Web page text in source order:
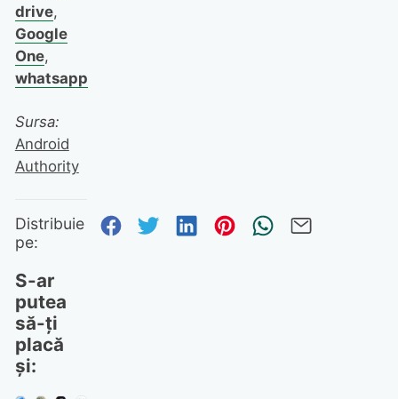
drive,
Google
One,
whatsapp
Sursa:
Android
Authority
Distribuie
pe:
Distribuie pe Facebook
Distribuie pe Twitter
Distribuie pe
Distribuie pe
Trimite
S-ar
putea
să-ți
placă
și: